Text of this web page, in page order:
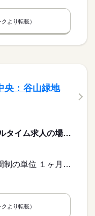
クより転載）
：谷山緑地
182,000円〜240,000円 ※フルタイム求人の場合は月額（換算額）、パート求人の場合は時間額を表示しています。
変形労働時間制 変形労働時間制の単位 １ヶ月単位 就業時間１ 8時30分〜17時30分 就業時間に関する特記事項 「所定の労働日・休日・始業終業時間は勤務表により決定し、週平
クより転載）